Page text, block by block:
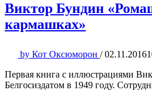
Виктор Бундин
кармашках»
by Кот Оксюморон / 02.11.2016
Первая книга с иллюстрациями
Белгосиздатом в 1949 году.